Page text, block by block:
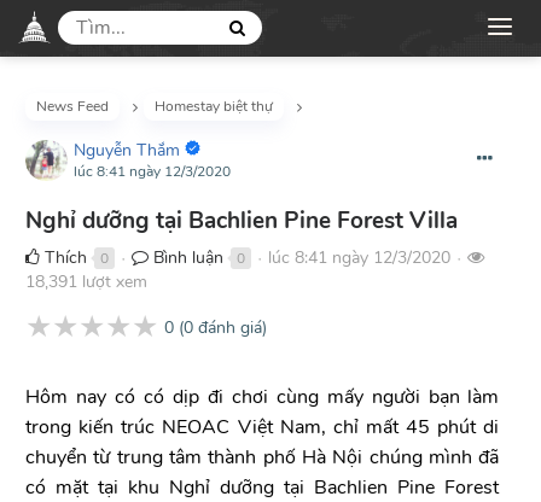
News Feed Homestay biệt thự
Nguyễn Thắm
lúc 8:41 ngày 12/3/2020
Nghỉ dưỡng tại Bachlien Pine Forest Villa
Thích 0 ● Bình luận 0 ● lúc 8:41 ngày 12/3/2020 ●
18,391 lượt xem
★★★★★ 0 (0 đánh giá)
Hôm nay có có dịp đi chơi cùng mấy người bạn làm
trong kiến trúc NEOAC Việt Nam, chỉ mất 45 phút di
chuyển từ trung tâm thành phố Hà Nội chúng mình đã
có mặt tại khu Nghỉ dưỡng tại Bachlien Pine Forest